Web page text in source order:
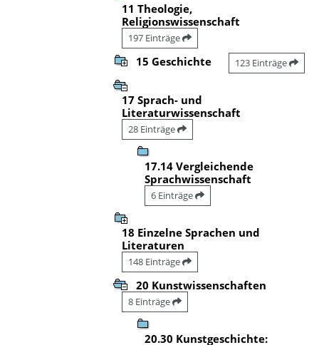
11 Theologie,
Religionswissenschaft
197 Einträge
15 Geschichte 123 Einträge
17 Sprach- und
Literaturwissenschaft
28 Einträge
17.14 Vergleichende
Sprachwissenschaft
6 Einträge
18 Einzelne Sprachen und
Literaturen
148 Einträge
20 Kunstwissenschaften
8 Einträge
20.30 Kunstgeschichte: